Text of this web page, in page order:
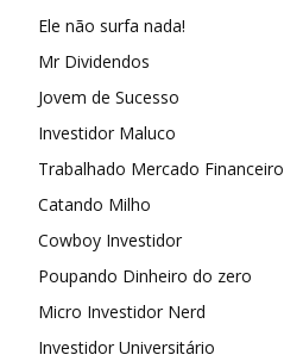
Ele não surfa nada!
Mr Dividendos
Jovem de Sucesso
Investidor Maluco
Trabalhado Mercado Financeiro
Catando Milho
Cowboy Investidor
Poupando Dinheiro do zero
Micro Investidor Nerd
Investidor Universitário